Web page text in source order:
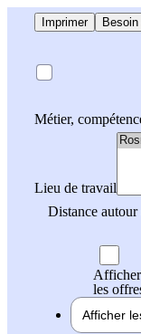
Imprimer
Métier,
Lieu de travail
Distance
les
Afficher